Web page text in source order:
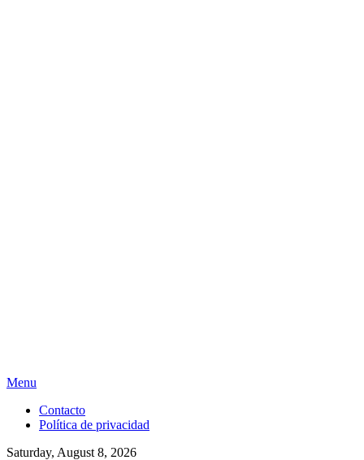
Skip
content
Menu
Contacto
Política de privacidad
Saturday, August 8, 2026